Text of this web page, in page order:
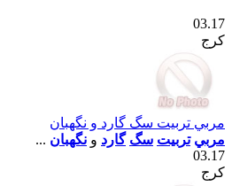
03.17
کرج
مربي تربيت سگ گارد و نگهبان
مربي تربيت سگ گارد و نگهبان ...
03.17
کرج